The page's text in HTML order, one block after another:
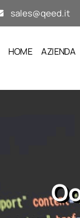
sales@qeed.it
HOME AZIENDA